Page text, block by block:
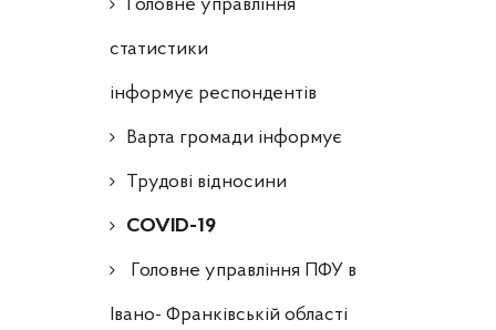
Головне управління
статистики
інформує респондентів
Варта громади інформує
Трудові відносини
COVID-19
Головне управління ПФУ в
Івано- Франківській області